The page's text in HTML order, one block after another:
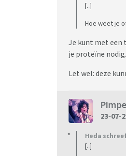
[..]
Hoe weet je
Je kunt met een
je proteïne
Let wel: deze
23-07-
Heda
[..]